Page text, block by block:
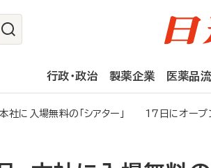
行政・政治 製薬企業 医薬品
本社に入場無料の「シアター」 17日にオープ